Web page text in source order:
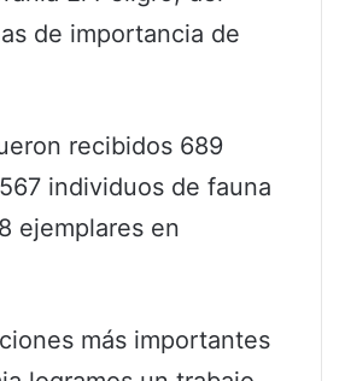
de importancia de
recibidos 689
individuos de fauna
ejemplares en
más importantes